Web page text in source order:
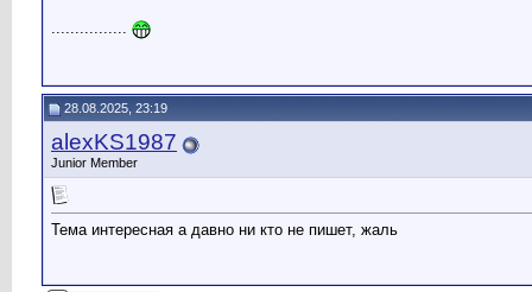
................
28.08.2025, 23:19
alexKS1987
Junior Member
Тема интересная а давно ни кто не пишет, жаль